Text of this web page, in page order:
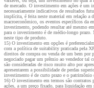
de mercado. O investimento em ações é um
necessariamente indicativos de resultados
implícita, é feita neste material em relação a
macroeconômico, os eventos específicos da
investimento, podendo resultar até mesmo
para o investimento é de médio-longo
neste tipo de produto.
15) O investimento em opções é
com a política de suitability praticada pela
direitos de compra ou venda de um bem por
negociado pagar um prêmio ao vendedor tal
são consideradas de risco muito alto por
apresentarem a possibilidade de perdas
investimento é de curto prazo e o patrimônio
16) O investimento em termos são contratos
ações, a um preço fixado, para liquidação